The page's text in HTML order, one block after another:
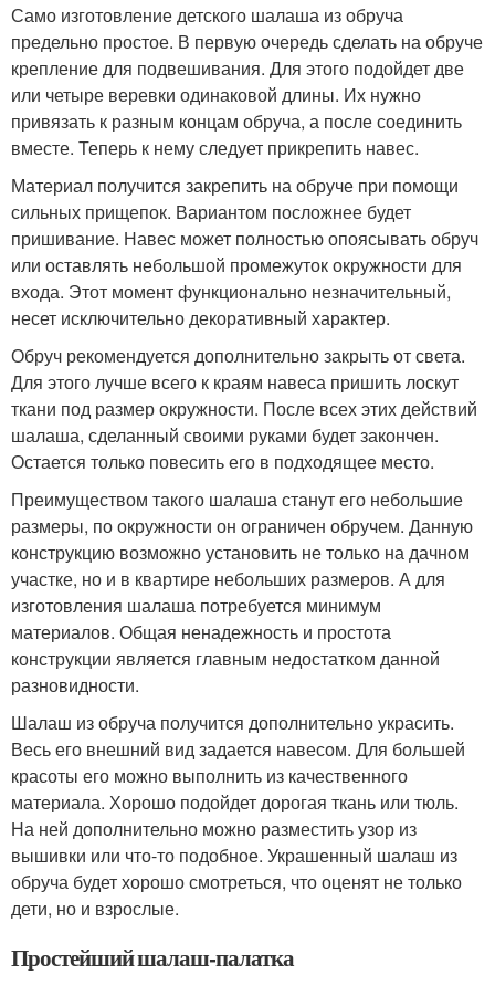
Само изготовление детского шалаша из обруча
предельно простое. В первую очередь сделать на обруче
крепление для подвешивания. Для этого подойдет две
или четыре веревки одинаковой длины. Их нужно
привязать к разным концам обруча, а после соединить
вместе. Теперь к нему следует прикрепить навес.
Материал получится закрепить на обруче при помощи
сильных прищепок. Вариантом посложнее будет
пришивание. Навес может полностью опоясывать обруч
или оставлять небольшой промежуток окружности для
входа. Этот момент функционально незначительный,
несет исключительно декоративный характер.
Обруч рекомендуется дополнительно закрыть от света.
Для этого лучше всего к краям навеса пришить лоскут
ткани под размер окружности. После всех этих действий
шалаша, сделанный своими руками будет закончен.
Остается только повесить его в подходящее место.
Преимуществом такого шалаша станут его небольшие
размеры, по окружности он ограничен обручем. Данную
конструкцию возможно установить не только на дачном
участке, но и в квартире небольших размеров. А для
изготовления шалаша потребуется минимум
материалов. Общая ненадежность и простота
конструкции является главным недостатком данной
разновидности.
Шалаш из обруча получится дополнительно украсить.
Весь его внешний вид задается навесом. Для большей
красоты его можно выполнить из качественного
материала. Хорошо подойдет дорогая ткань или тюль.
На ней дополнительно можно разместить узор из
вышивки или что-то подобное. Украшенный шалаш из
обруча будет хорошо смотреться, что оценят не только
дети, но и взрослые.
Простейший шалаш-палатка